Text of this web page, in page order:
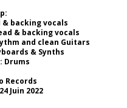
& backing vocals
& backing vocals
and clean Guitars
& Synths
Drums
Records
Juin 2022